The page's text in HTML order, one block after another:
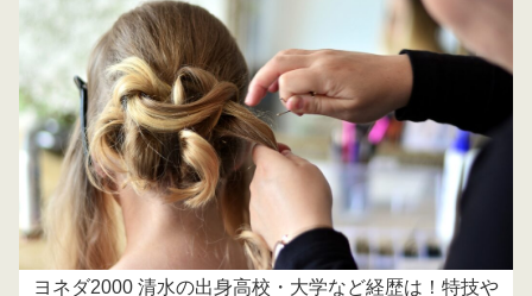
ヨネダ2000 清水の出身高校・大学など経歴は！特技や